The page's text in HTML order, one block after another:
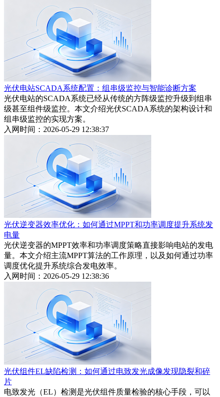
光伏电站SCADA系统配置：组串级监控与智能诊断方案
光伏电站的SCADA系统已经从传统的方阵级监控升级到组串
级甚至组件级监控。本文介绍光伏SCADA系统的架构设计和
组串级监控的实现方案。
入网时间：2026-05-29 12:38:37
光伏逆变器效率优化：如何通过MPPT和功率调度提升系统发
电量
光伏逆变器的MPPT效率和功率调度策略直接影响电站的发电
量。本文介绍主流MPPT算法的工作原理，以及如何通过功率
调度优化提升系统综合发电效率。
入网时间：2026-05-29 12:38:36
光伏组件EL缺陷检测：如何通过电致发光成像发现隐裂和碎
片
电致发光（EL）检测是光伏组件质量检验的核心手段，可以